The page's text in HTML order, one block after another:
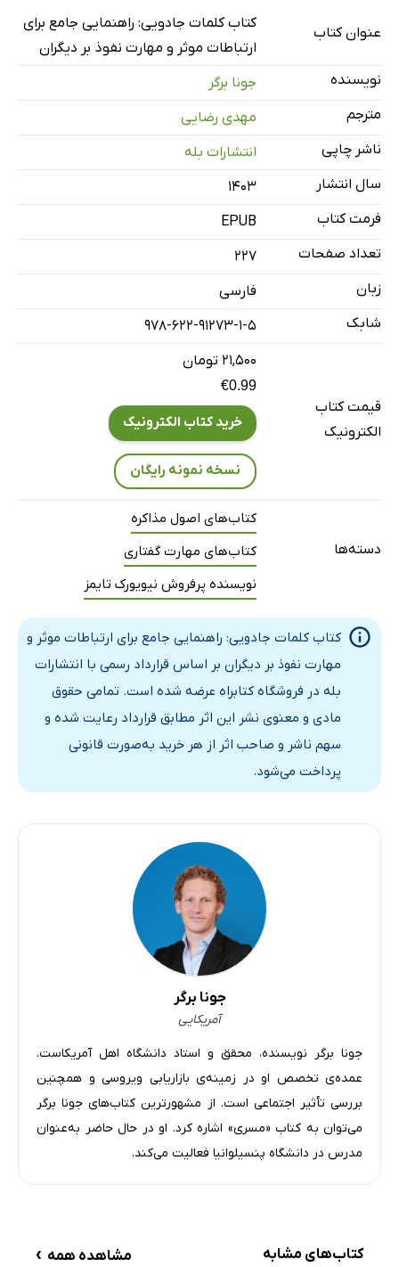
فصل دوم: اعتماد به نفس را انتقال دهید
فصل سوم: سؤالات درست بپرسید
فصل چهارم: اهرم بتن‌ریزی
فصل ششم: مهار شباهت و تفاوت
فصل هفتم: آنچه زبان آشکار می‌کند
سخن پایانی
سپاس‌گزاری
عنوان کتاب
کتاب کلمات جادویی: راهنمایی جامع برای
ارتباطات موثر و مهارت نفوذ بر دیگران
نویسنده
جونا برگر
مترجم
مهدی رضایی
ناشر چاپی
انتشارات بله
سال انتشار
۱۴۰۳
فرمت کتاب
EPUB
تعداد صفحات
227
زبان
فارسی
شابک
978-622-91273-1-5
قیمت کتاب
الکترونیک
۲۱,۵۰۰ تومان
€0.99
خرید کتاب الکترونیک
نسخه نمونه رایگان
دسته‌ها
کتاب‌های اصول مذاکره
کتاب‌های مهارت گفتاری
نویسنده پرفروش نیویورک تایمز
کتاب کلمات جادویی: راهنمایی جامع برای ارتباطات موثر و
مهارت نفوذ بر دیگران بر اساس قرارداد رسمی با انتشارات
بله در فروشگاه کتابراه عرضه شده است. تمامی حقوق
مادی و معنوی نشر این اثر مطابق قرارداد رعایت شده و
سهم ناشر و صاحب اثر از هر خرید به‌صورت قانونی
پرداخت می‌شود.
جونا برگر
آمریکایی
جونا برگر نویسنده، محقق و استاد دانشگاه اهل آمریکاست.
عمده‌ی تخصص او در زمینه‌ی بازاریابی ویروسی و همچنین
بررسی تأثیر اجتماعی است. از مشهورترین کتاب‌های جونا برگر
می‌توان به کتاب «مسری» اشاره کرد. او در حال حاضر به‌عنوان
مدرس در دانشگاه پنسیلوانیا فعالیت می‌کند.
کتاب‌های مشابه مشاهده همه ›